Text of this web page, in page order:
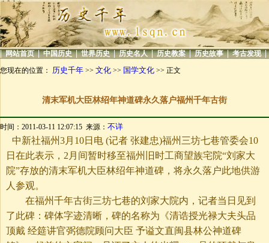
| 网站首页 | 中国历史 | 世界历史 | 历史名人 | 历史教案 | 历史故事 | 考古发现 |
您现在的位置： 历史千年 >> 文化 >> 国学文化 >> 正文
清末军机大臣林绍年神道碑永久落户福州千年古街
时间：2011-03-11 12:07:15 来源： 不详
中新社福州3月10日电 (记者 张建忠)福州三坊七巷管委会10
日在此表示，2月间暂时移至福州旧时工商望族宅院“刘家大
院”存放的清末军机大臣林绍年神道碑，将永久落户此地供游
人参观。
在福州千年古街三坊七巷的刘家大院内，记者当日见到
了此碑：碑体字迹清晰，碑的名称为《清诰授光禄大夫头品
顶戴 经筵讲官弼德院顾问大臣 予谥文直闽县林公神道碑